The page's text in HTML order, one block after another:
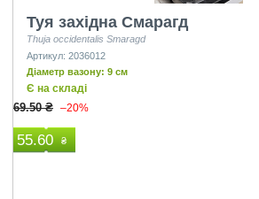
Туя західна Смарагд
Thuja occidentalis Smaragd
Артикул: 2036012
Діаметр вазону: 9 см
Є на складі
69.50 ₴ –20%
55.60 ₴